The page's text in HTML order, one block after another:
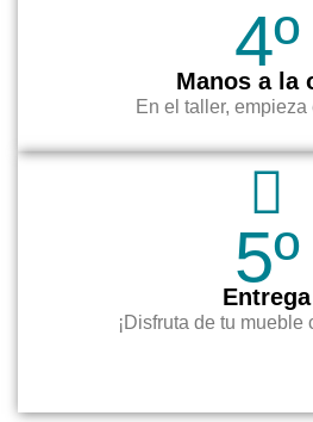
4º
Manos a la
En el taller, empieza
5º
Entrega
¡Disfruta de tu mueble